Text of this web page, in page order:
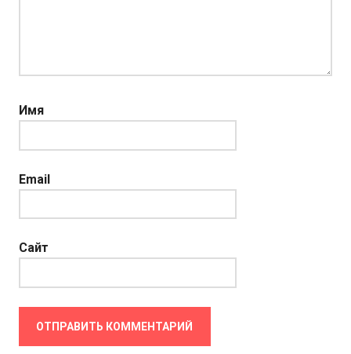
Имя
Email
Сайт